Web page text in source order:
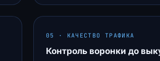
05 · КАЧЕСТВО ТРАФИКА
Контроль воронки до